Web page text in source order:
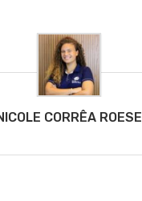
CORRÊA ROESE